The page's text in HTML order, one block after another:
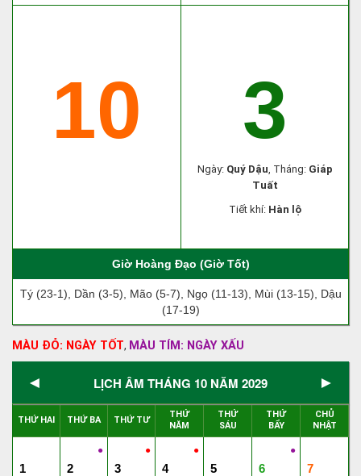
10 3
Ngày: Quý Dậu, Tháng: Giáp
Tuất
Tiết khí: Hàn lộ
Giờ Hoàng Đạo (Giờ Tốt)
Tý (23-1), Dần (3-5), Mão (5-7), Ngọ (11-13), Mùi (13-15), Dậu
(17-19)
MÀU ĐỎ: NGÀY TỐT, MÀU TÍM: NGÀY XẤU
◄ LỊCH ÂM THÁNG 10 NĂM 2029 ►
THỨ HAI THỨ BA THỨ TƯ
THỨ
NĂM
THỨ
SÁU
THỨ
BẨY
CHỦ
NHẬT
1
●
2
●
3
●
4 5
●
6 7